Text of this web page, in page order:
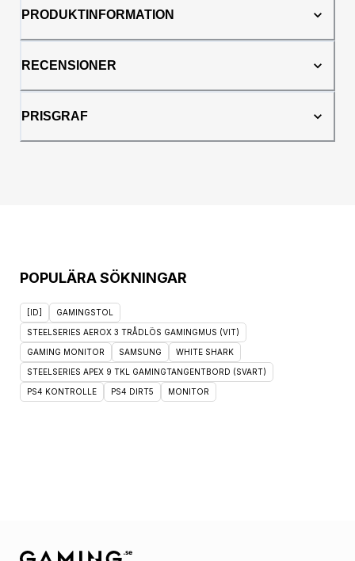
PRODUKTINFORMATION
RECENSIONER
PRISGRAF
POPULÄRA SÖKNINGAR
[ID] GAMINGSTOL
STEELSERIES AEROX 3 TRÅDLÖS GAMINGMUS (VIT)
GAMING MONITOR SAMSUNG WHITE SHARK
STEELSERIES APEX 9 TKL GAMINGTANGENTBORD (SVART)
PS4 KONTROLLE PS4 DIRT5 MONITOR